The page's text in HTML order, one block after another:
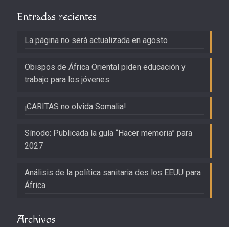
Entradas recientes
La página no será actualizada en agosto
Obispos de África Oriental piden educación y
trabajo para los jóvenes
¡CARITAS no olvida Somalia!
Sínodo: Publicada la guía “Hacer memoria” para
2027
Análisis de la política sanitaria des los EEUU para
África
Archivos